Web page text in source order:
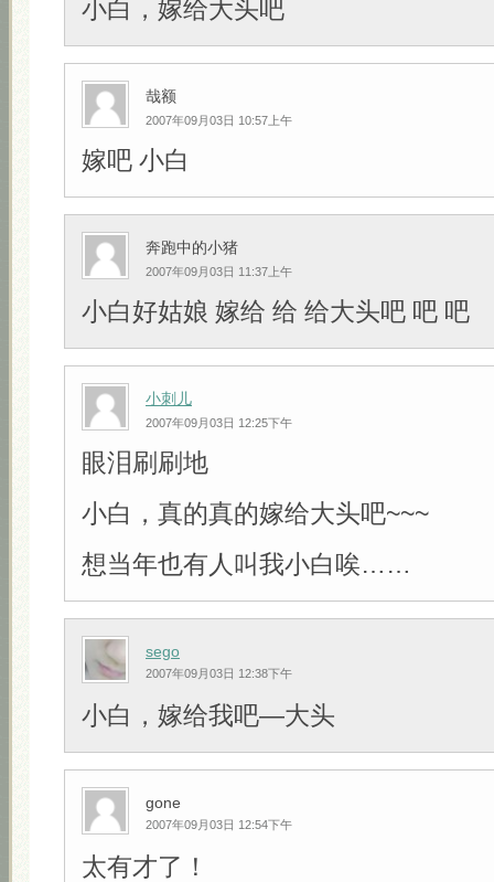
小白，嫁给大头吧
哉额
2007年09月03日 10:57上午
嫁吧 小白
奔跑中的小猪
2007年09月03日 11:37上午
小白好姑娘 嫁给 给 给大头吧 吧 吧
小刺儿
2007年09月03日 12:25下午
眼泪刷刷地
小白，真的真的嫁给大头吧~~~
想当年也有人叫我小白唉……
sego
2007年09月03日 12:38下午
小白，嫁给我吧—大头
gone
2007年09月03日 12:54下午
太有才了！